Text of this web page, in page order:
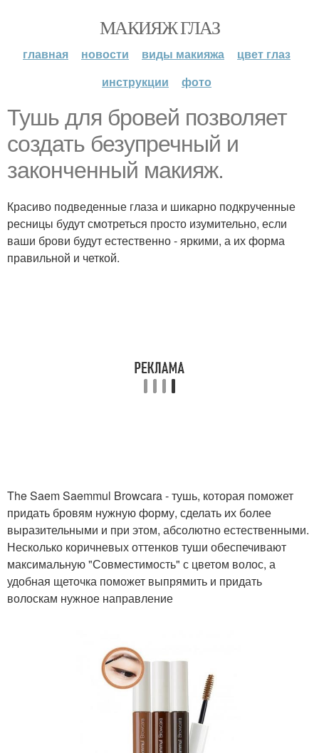
МАКИЯЖ ГЛАЗ
главная новости виды макияжа
цвет глаз
инструкции
фото
Тушь для бровей позволяет
создать безупречный и
законченный макияж.
Красиво подведенные глаза и шикарно подкрученные
ресницы будут смотреться просто изумительно, если
ваши брови будут естественно - яркими, а их форма
правильной и четкой.
The Saem Saemmul Browcara - тушь, которая поможет
придать бровям нужную форму, сделать их более
выразительными и при этом, абсолютно естественными.
Несколько коричневых оттенков туши обеспечивают
максимальную "Совместимость" с цветом волос, а
удобная щеточка поможет выпрямить и придать
волоскам нужное направление